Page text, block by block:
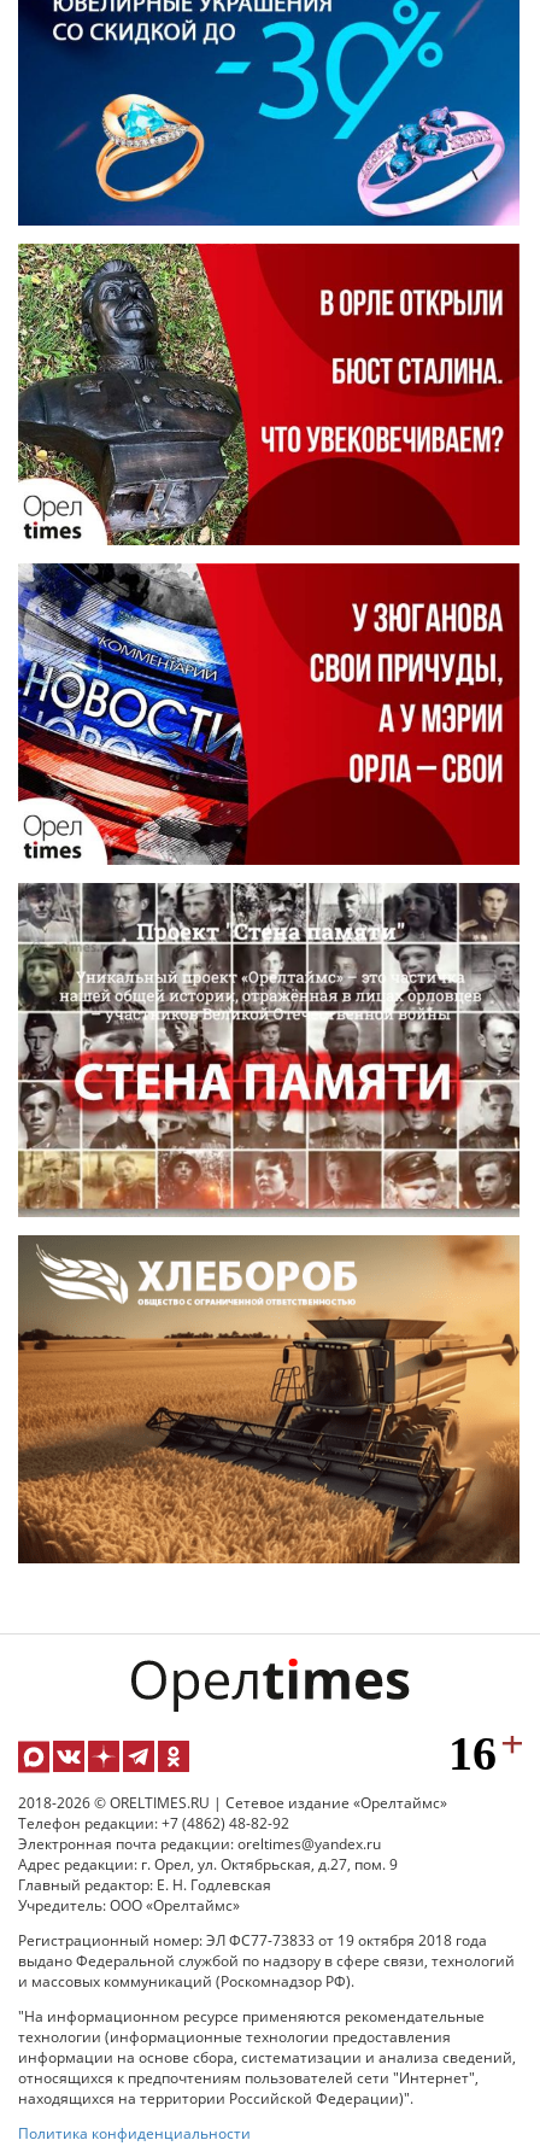
2018-2026 © ORELTIMES.RU | Сетевое издание «Орелтаймс»
Телефон редакции: +7 (4862) 48-82-92
Электронная почта редакции: oreltimes@yandex.ru
Адрес редакции: г. Орел, ул. Октябрьская, д.27, пом. 9
Главный редактор: Е. Н. Годлевская
Учредитель: ООО «Орелтаймс»
Регистрационный номер: ЭЛ ФС77-73833 от 19 октября 2018 года
выдано Федеральной службой по надзору в сфере связи, технологий
и массовых коммуникаций (Роскомнадзор РФ).
"На информационном ресурсе применяются рекомендательные
технологии (информационные технологии предоставления
информации на основе сбора, систематизации и анализа сведений,
относящихся к предпочтениям пользователей сети "Интернет",
находящихся на территории Российской Федерации)".
Политика конфиденциальности